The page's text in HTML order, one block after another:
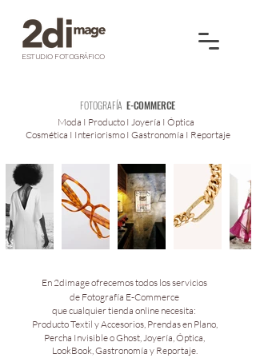
ESTUDIO FOTOGRÁFICO
FOTOGRAFÍA E-COMMERCE
Moda I Producto I Joyería I Óptica
Cosmética I Interiorismo I Gastronomía I Reportaje
En 2dimageofrecemos todos losservicios
de Fotografía E-Commerce
que cualquier tienda online necesita:
Producto Textil y Accesorios, Prendas en Plano,
Percha Invisible o Ghost, Joyería, Óptica,
LookBook, Gastronomía y Reportaje.